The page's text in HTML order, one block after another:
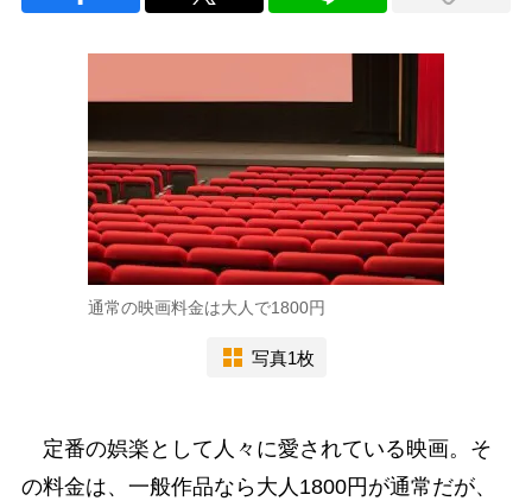
通常の映画料金は大人で1800円
写真1枚
定番の娯楽として人々に愛されている映画。そ
の料金は、一般作品なら大人1800円が通常だが、